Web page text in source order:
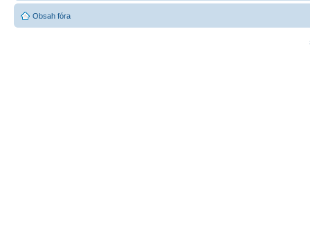
Obsah fóra